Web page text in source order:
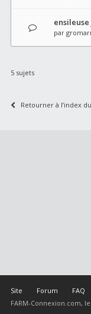
par
5 sujets
Retourner à l’index
Site Forum FAQ
FARM-Connexion.com,